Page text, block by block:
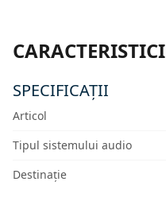
CARACTERISTICI
SPECIFICAȚII
Articol
Tipul sistemului audio
Destinație